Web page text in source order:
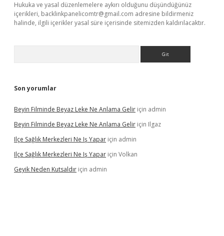
Hukuka ve yasal düzenlemelere aykırı olduğunu düşündüğünüz
içerikleri, backlinkpanelicomtr@gmail.com adresine bildirmeniz
halinde, ilgili içerikler yasal süre içerisinde sitemizden kaldırılacaktır.
Son yorumlar
Beyin Filminde Beyaz Leke Ne Anlama Gelir için admin
Beyin Filminde Beyaz Leke Ne Anlama Gelir için Ilgaz
Ilçe Sağlık Merkezleri Ne Iş Yapar için admin
Ilçe Sağlık Merkezleri Ne Iş Yapar için Volkan
Geyik Neden Kutsaldır için admin